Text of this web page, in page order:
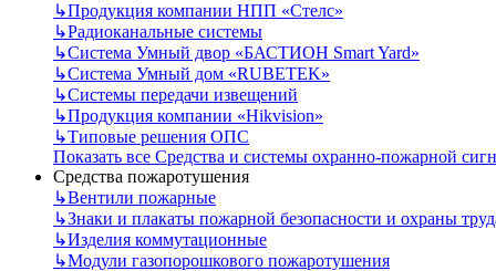
↳Продукция компании НПП «Стелс»
↳Радиоканальные системы
↳Система Умный двор «БАСТИОН Smart Yard»
↳Система Умный дом «RUBETEK»
↳Системы передачи извещений
↳Продукция компании «Hikvision»
↳Типовые решения ОПС
Показать все Средства и системы охранно-пожарной
Средства пожаротушения
↳Вентили пожарные
↳Знаки и плакаты пожарной безопасности и охраны
↳Изделия коммутационные
↳Модули газопорошкового пожаротушения